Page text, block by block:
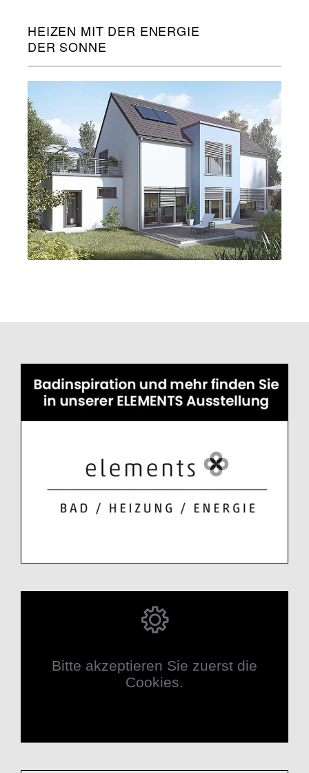
HEIZEN MIT DER ENERGIE
DER SONNE
Bitte akzeptieren Sie zuerst die
Cookies.